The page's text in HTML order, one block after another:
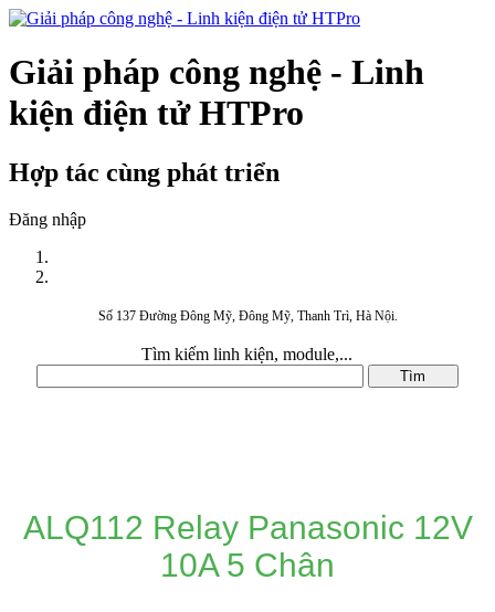
Giải pháp công nghệ - Linh
kiện điện tử HTPro
Hợp tác cùng phát triển
Đăng nhập
Số 137 Đường Đông Mỹ, Đông Mỹ, Thanh Trì, Hà Nội.
Tìm kiếm linh kiện, module,...
ALQ112 Relay Panasonic 12V
10A 5 Chân